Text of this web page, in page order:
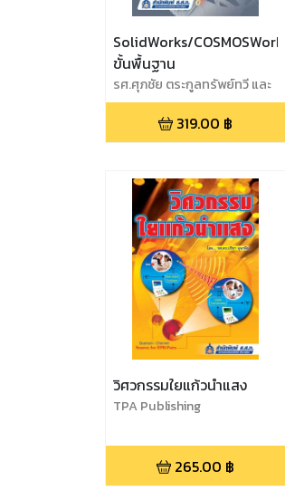
SolidWorks/COSMOSWorks
ขั้นพื้นฐาน
รศ.ศุภชัย ตระกูลทรัพย์ทวี และ
สถาพร วังฉาย
319.00 ฿
วิศวกรรมใยแก้วนำแสง
TPA Publishing
265.00 ฿